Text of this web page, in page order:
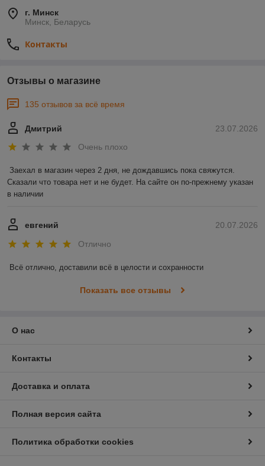
г. Минск
Минск, Беларусь
Контакты
Отзывы о магазине
135 отзывов за всё время
23.07.2026
Дмитрий
Очень плохо
Заехал в магазин через 2 дня, не дождавшись пока свяжутся.
Сказали что товара нет и не будет. На сайте он по-прежнему указан
в наличии
20.07.2026
евгений
Отлично
Всё отлично, доставили всё в целости и сохранности
Показать все отзывы
О нас
Контакты
Доставка и оплата
Полная версия сайта
Политика обработки cookies